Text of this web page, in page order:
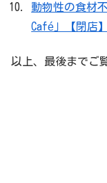
動物性の食材
Café」【閉店】
以上、最後までご